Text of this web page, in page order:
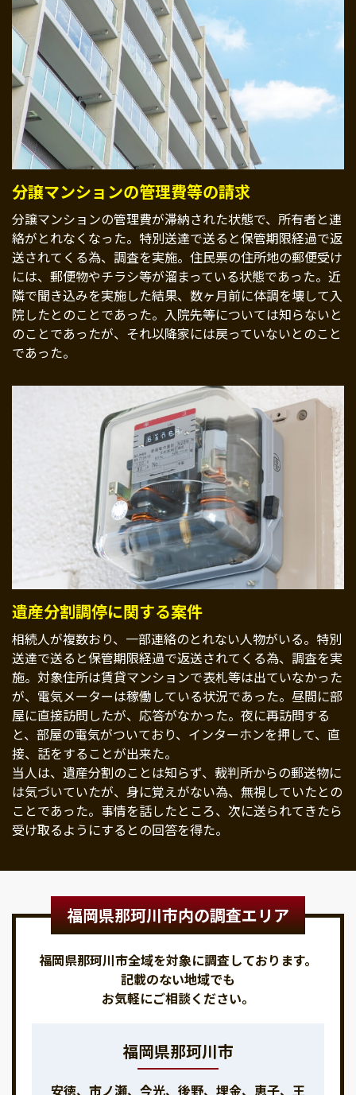
分譲マンションの管理費等の請求
分譲マンションの管理費が滞納された状態で、所有者と連
絡がとれなくなった。特別送達で送ると保管期限経過で返
送されてくる為、調査を実施。住民票の住所地の郵便受け
には、郵便物やチラシ等が溜まっている状態であった。近
隣で聞き込みを実施した結果、数ヶ月前に体調を壊して入
院したとのことであった。入院先等については知らないと
のことであったが、それ以降家には戻っていないとのこと
であった。
遺産分割調停に関する案件
相続人が複数おり、一部連絡のとれない人物がいる。特別
送達で送ると保管期限経過で返送されてくる為、調査を実
施。対象住所は賃貸マンションで表札等は出ていなかった
が、電気メーターは稼働している状況であった。昼間に部
屋に直接訪問したが、応答がなかった。夜に再訪問する
と、部屋の電気がついており、インターホンを押して、直
接、話をすることが出来た。
当人は、遺産分割のことは知らず、裁判所からの郵送物に
は気づいていたが、身に覚えがない為、無視していたとの
ことであった。事情を話したところ、次に送られてきたら
受け取るようにするとの回答を得た。
福岡県那珂川市内の調査エリア
福岡県那珂川市全域を対象に調査しております。
記載のない地域でも
お気軽にご相談ください。
福岡県那珂川市
安徳、市ノ瀬、今光、後野、埋金、恵子、王